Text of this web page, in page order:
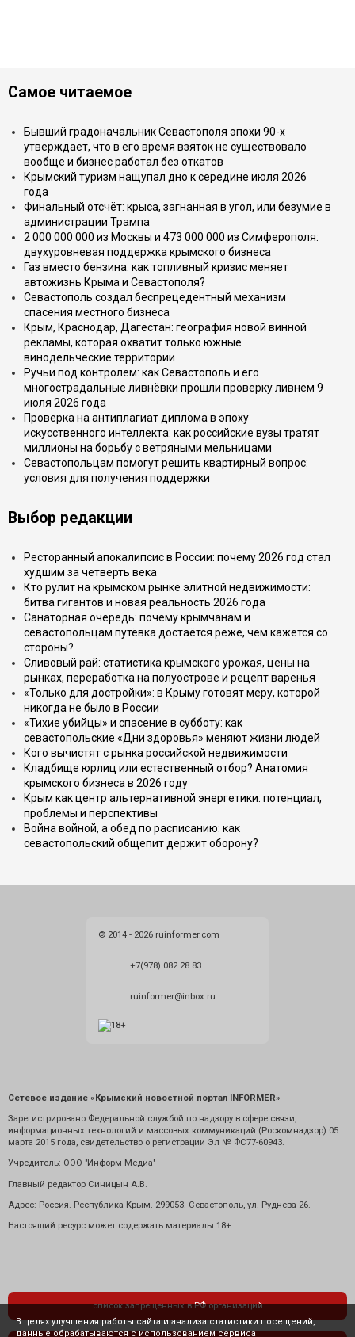
Самое читаемое
Бывший градоначальник Севастополя эпохи 90-х
утверждает, что в его время взяток не существовало
вообще и бизнес работал без откатов
Крымский туризм нащупал дно к середине июля 2026
года
Финальный отсчёт: крыса, загнанная в угол, или безумие в
администрации Трампа
2 000 000 000 из Москвы и 473 000 000 из Симферополя:
двухуровневая поддержка крымского бизнеса
Газ вместо бензина: как топливный кризис меняет
автожизнь Крыма и Севастополя?
Севастополь создал беспрецедентный механизм
спасения местного бизнеса
Крым, Краснодар, Дагестан: география новой винной
рекламы, которая охватит только южные
винодельческие территории
Ручьи под контролем: как Севастополь и его
многострадальные ливнёвки прошли проверку ливнем 9
июля 2026 года
Проверка на антиплагиат диплома в эпоху
искусственного интеллекта: как российские вузы тратят
миллионы на борьбу с ветряными мельницами
Севастопольцам помогут решить квартирный вопрос:
условия для получения поддержки
Выбор редакции
Ресторанный апокалипсис в России: почему 2026 год стал
худшим за четверть века
Кто рулит на крымском рынке элитной недвижимости:
битва гигантов и новая реальность 2026 года
Санаторная очередь: почему крымчанам и
севастопольцам путёвка достаётся реже, чем кажется со
стороны?
Сливовый рай: статистика крымского урожая, цены на
рынках, переработка на полуострове и рецепт варенья
«Только для достройки»: в Крыму готовят меру, которой
никогда не было в России
«Тихие убийцы» и спасение в субботу: как
севастопольские «Дни здоровья» меняют жизни людей
Кого вычистят с рынка российской недвижимости
Кладбище юрлиц или естественный отбор? Анатомия
крымского бизнеса в 2026 году
Крым как центр альтернативной энергетики: потенциал,
проблемы и перспективы
Война войной, а обед по расписанию: как
севастопольский общепит держит оборону?
© 2014 - 2026 ruinformer.com
+7(978) 082 28 83
ruinformer@inbox.ru
Сетевое издание «Крымский новостной портал INFORMER»
Зарегистрировано Федеральной службой по надзору в сфере связи,
информационных технологий и массовых коммуникаций (Роскомнадзор) 05
марта 2015 года, свидетельство о регистрации Эл № ФС77-60943.
Учредитель: ООО "Информ Медиа"
Главный редактор Синицын А.В.
Адрес: Россия. Республика Крым. 299053. Севастополь, ул. Руднева 26.
Настоящий ресурс может содержать материалы 18+
список запрещенных в РФ организаций
В целях улучшения работы сайта и анализа статистики посещений,
данные обрабатываются с использованием сервиса